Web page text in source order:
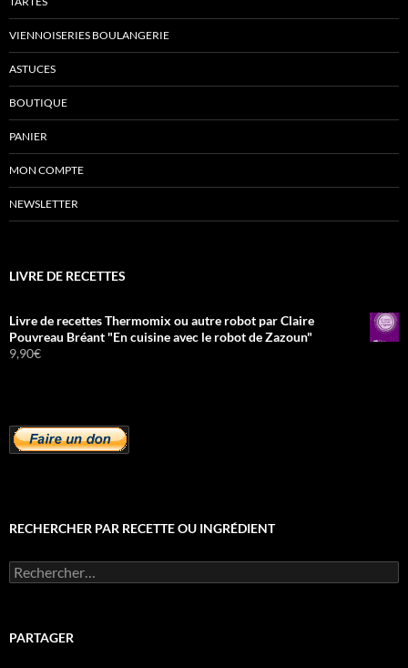
VIENNOISERIES BOULANGERIE
ASTUCES
BOUTIQUE
PANIER
MON COMPTE
NEWSLETTER
LIVRE DE RECETTES
Livre de recettes Thermomix ou autre robot par Claire
Pouvreau Bréant "En cuisine avec le robot de Zazoun"
9,90€
RECHERCHER PAR RECETTE OU INGRÉDIENT
Rechercher :
PARTAGER